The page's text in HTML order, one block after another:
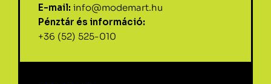
E-mail: info@modemart.hu
Pénztár és információ:
+36 (52) 525-010